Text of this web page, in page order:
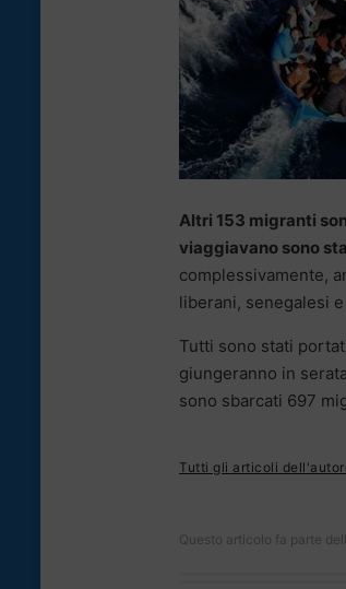
Altri 153 migranti
viaggiavano sono
complessivamente,
liberani, senegalesi
Tutti sono stati
giungeranno in
sono sbarcati 697
Tutti gli articoli
Questo articolo fa parte